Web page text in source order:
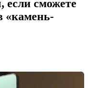
если сможете
«камень-